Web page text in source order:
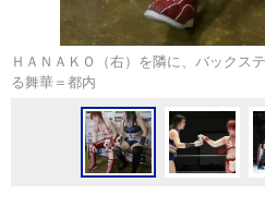
ＨＡＮＡＫＯ（右）を隣に、バックス
る舞華＝都内